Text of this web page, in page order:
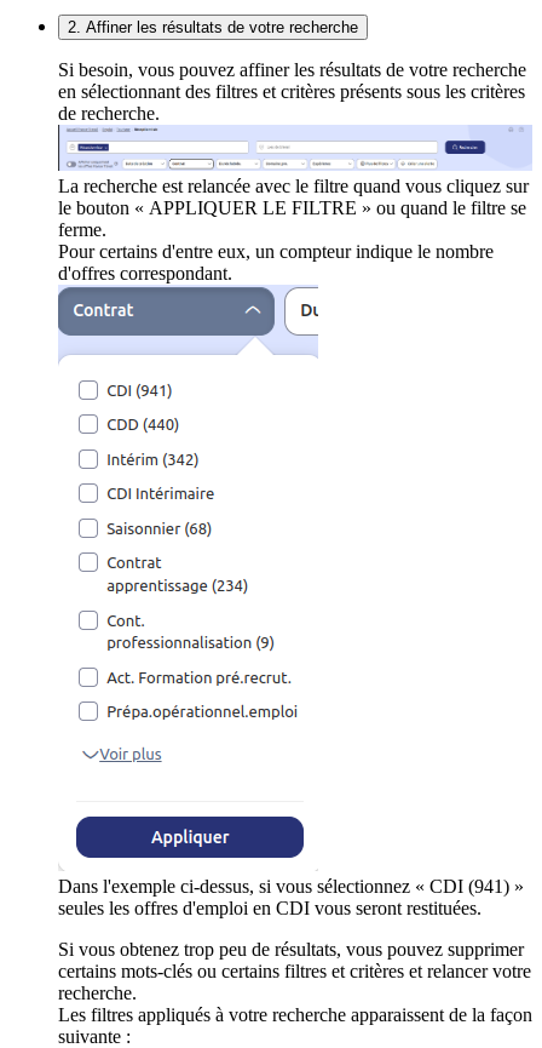
2. Affiner les résultats de votre recherche
Si besoin, vous pouvez affiner les résultats de votre recherche
en sélectionnant des filtres et critères présents sous les critères
de recherche.
La recherche est relancée avec le filtre quand vous cliquez sur
le bouton « APPLIQUER LE FILTRE » ou quand le filtre se
ferme.
Pour certains d'entre eux, un compteur indique le nombre
d'offres correspondant.
Dans l'exemple ci-dessus, si vous sélectionnez « CDI (941) »
seules les offres d'emploi en CDI vous seront restituées.
Si vous obtenez trop peu de résultats, vous pouvez supprimer
certains mots-clés ou certains filtres et critères et relancer votre
recherche.
Les filtres appliqués à votre recherche apparaissent de la façon
suivante :